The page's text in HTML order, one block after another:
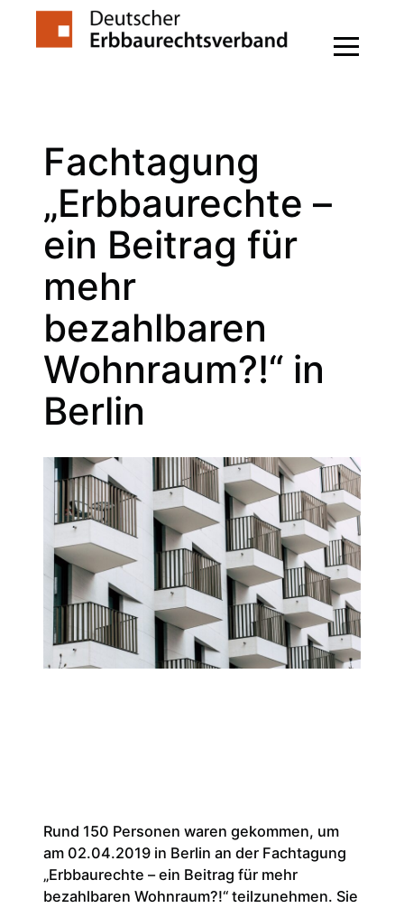
Zum
Fachtagung
„Erbbaurechte –
ein Beitrag für
mehr
bezahlbaren
Wohnraum?!“ in
Berlin
Rund 150 Personen waren gekommen, um
am 02.04.2019 in Berlin an der Fachtagung
„Erbbaurechte – ein Beitrag für mehr
bezahlbaren Wohnraum?!“ teilzunehmen. Sie